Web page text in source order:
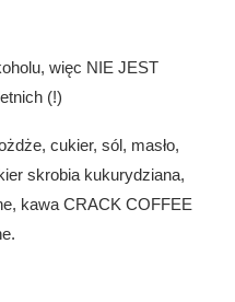
więc NIE JEST
(!)
cukier, sól, masło,
skrobia kukurydziana,
kawa CRACK COFFEE